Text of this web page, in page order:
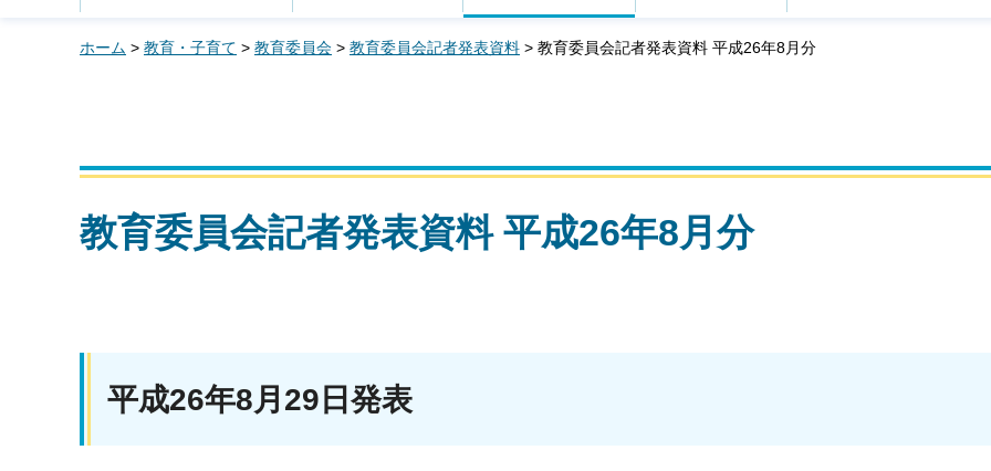
ホーム > 教育・子育て > 教育委員会 > 教育委員会記者発表資料 > 教育委員会記者発表資料 平成26年8月分
教育委員会記者発表資料 平成26年8月分
平成26年8月29日発表